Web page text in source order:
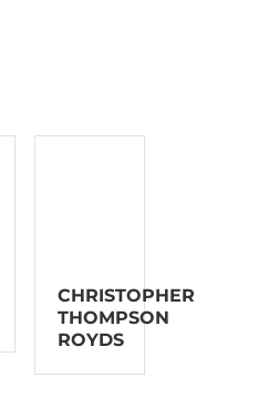
CHRISTOPHER
THOMPSON
ROYDS